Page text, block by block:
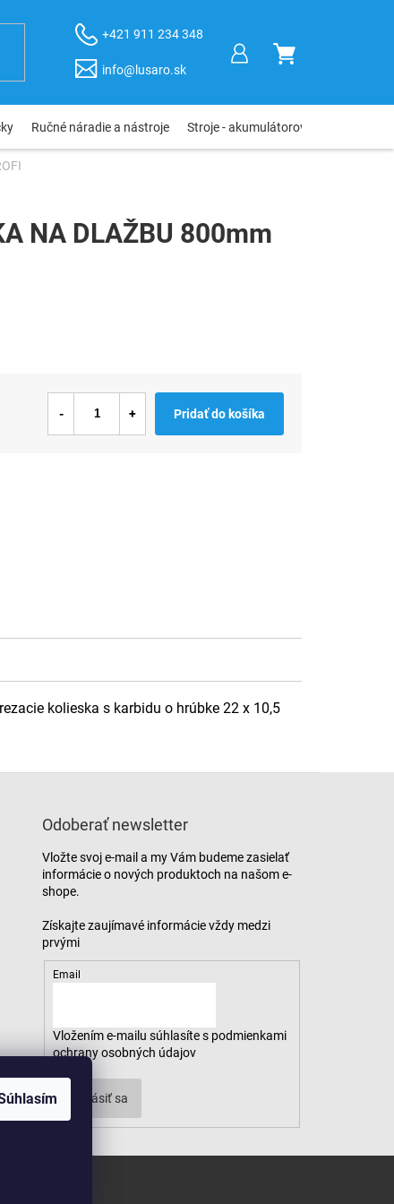
+421 911 234 348
info@lusaro.sk
NÁKUPNÝ
Ručné náradie a nástroje Stroje - akumulátorové, elektro,
NA DLAŽBU 800mm
Pridať do košíka
kolieska s karbidu o hrúbke 22 x 10,5
Odoberať newsletter
Vložte svoj e-mail a my Vám budeme zasielať
informácie o nových produktoch na našom e-
shope.
Email
Vložením e-mailu súhlasíte s podmienkami
ochrany osobných údajov
Prihlásiť sa